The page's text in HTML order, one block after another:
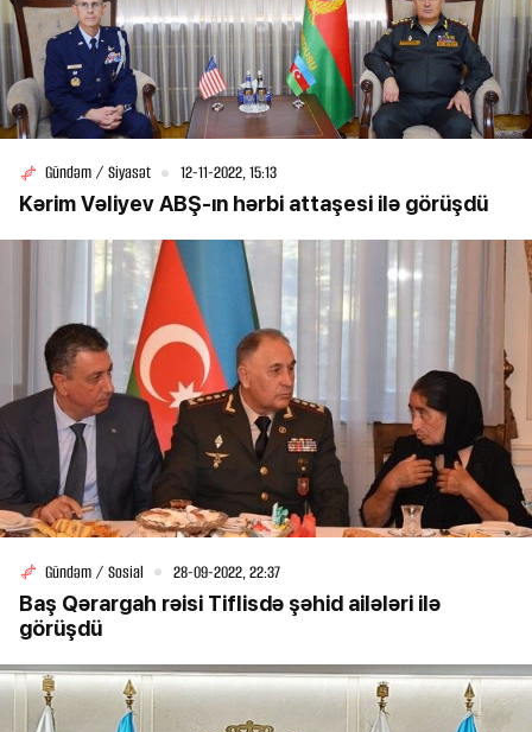
Gündəm / Siyasət 12-11-2022, 15:13
Kərim Vəliyev ABŞ-ın hərbi attaşesi ilə görüşdü
Gündəm / Sosial 28-09-2022, 22:37
Baş Qərargah rəisi Tiflisdə şəhid ailələri ilə
görüşdü